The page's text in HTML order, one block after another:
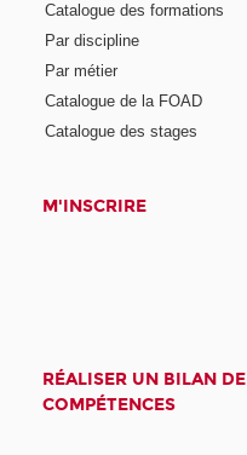
Catalogue des formations
Par discipline
Par métier
Catalogue de la FOAD
Catalogue des stages
M'INSCRIRE
RÉALISER UN BILAN DE
COMPÉTENCES